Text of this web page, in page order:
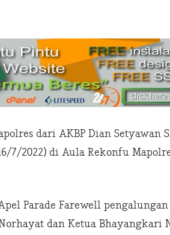
dari AKBP Dian Setyawan
7/2022) di Aula Rekonfu
Parade Farewell pengalungan
dan Ketua Bhayangkari